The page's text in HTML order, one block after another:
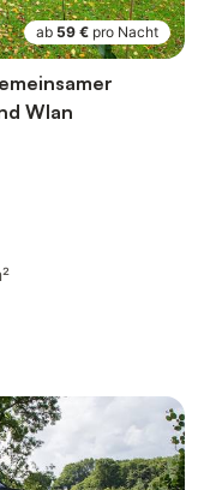
ab 59 € pro Nacht
Wlan